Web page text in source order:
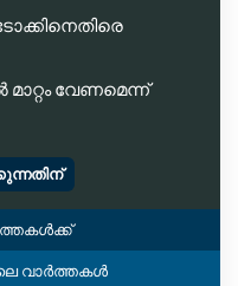
വേണമെന്ന്
വാർത്തകൾ